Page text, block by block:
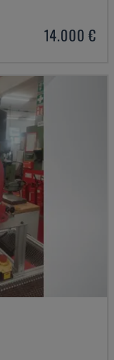
14.000 €